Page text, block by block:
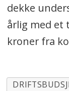
dekke
årlig med et
kroner fra